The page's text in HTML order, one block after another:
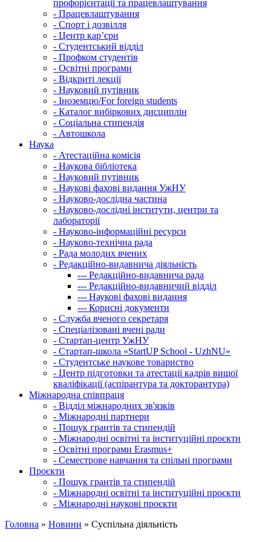
профорієнтації та працевлаштування
- Працевлаштування
- Спорт і дозвілля
- Центр кар’єри
- Студентський відділ
- Профком студентів
- Освітні програми
- Відкриті лекції
- Науковий путівник
- Іноземцю/For foreign students
- Каталог вибіркових дисциплін
- Соціальна стипендія
- Автошкола
Наука
- Атестаційна комісія
- Наукова бібліотека
- Науковий путівник
- Наукові фахові видання УжНУ
- Науково-дослідна частина
- Науково-дослідні інститути, центри та
лабораторії
- Науково-інформаційні ресурси
- Науково-технічна рада
- Рада молодих вчених
- Редакційно-видавнича діяльність
--- Редакційно-видавнича рада
--- Редакційно-видавничий відділ
--- Наукові фахові видання
--- Корисні документи
- Служба вченого секретаря
- Спеціалізовані вчені ради
- Стартап-центр УжНУ
- Стартап-школа «StartUP School - UzhNU»
- Студентське наукове товариство
- Центр підготовки та атестації кадрів вищої
кваліфікації (аспірантура та докторантура)
Міжнародна співпраця
- Відділ міжнародних зв'язків
- Міжнародні партнери
- Пошук грантів та стипендій
- Міжнародні освітні та інституційні проєкти
- Освітні програми Erasmus+
- Семестрове навчання та спільні програми
Проєкти
- Пошук грантів та стипендій
- Міжнародні освітні та інституційні проєкти
- Міжнародні наукові проєкти
Головна » Новини » Суспільна діяльність